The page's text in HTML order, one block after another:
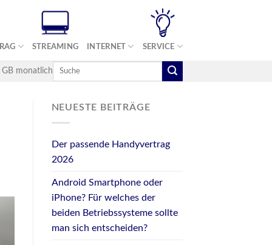
STREAMING INTERNET SERVICE
monatlich
NEUESTE BEITRÄGE
Der passende Handyvertrag
2026
Android Smartphone oder
iPhone? Für welches der
beiden Betriebssysteme sollte
man sich entscheiden?